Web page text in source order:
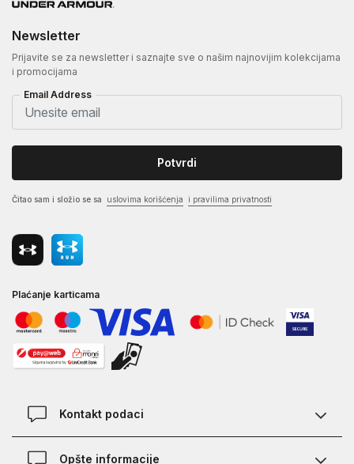
Newsletter
Prijavite se za newsletter i saznajte sve o našim najnovijim kolekcijama
i promocijama
Email Address
Potvrdi
Čitao sam i složio se sa uslovima korišćenja i pravilima privatnosti
Plaćanje karticama
Kontakt podaci
Kontakt
Opšte informacije